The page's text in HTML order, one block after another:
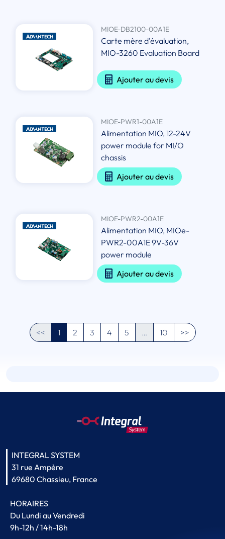
MIOE-DB2100-00A1E
Carte mère d'évaluation,
MIO-3260 Evaluation Board
Ajouter au devis
MIOE-PWR1-00A1E
Alimentation MIO, 12-24V
power module for MI/O
chassis
Ajouter au devis
MIOE-PWR2-00A1E
Alimentation MIO, MIOe-
PWR2-00A1E 9V-36V
power module
Ajouter au devis
<< 1 2 3 4 5 … 10 >>
INTEGRAL SYSTEM
31 rue Ampère
69680 Chassieu, France
HORAIRES
Du Lundi au Vendredi
9h-12h / 14h-18h